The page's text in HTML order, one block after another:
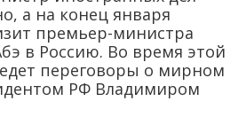
а на конец января
премьер-министра
в Россию. Во время этой
переговоры о мирном
РФ Владимиром